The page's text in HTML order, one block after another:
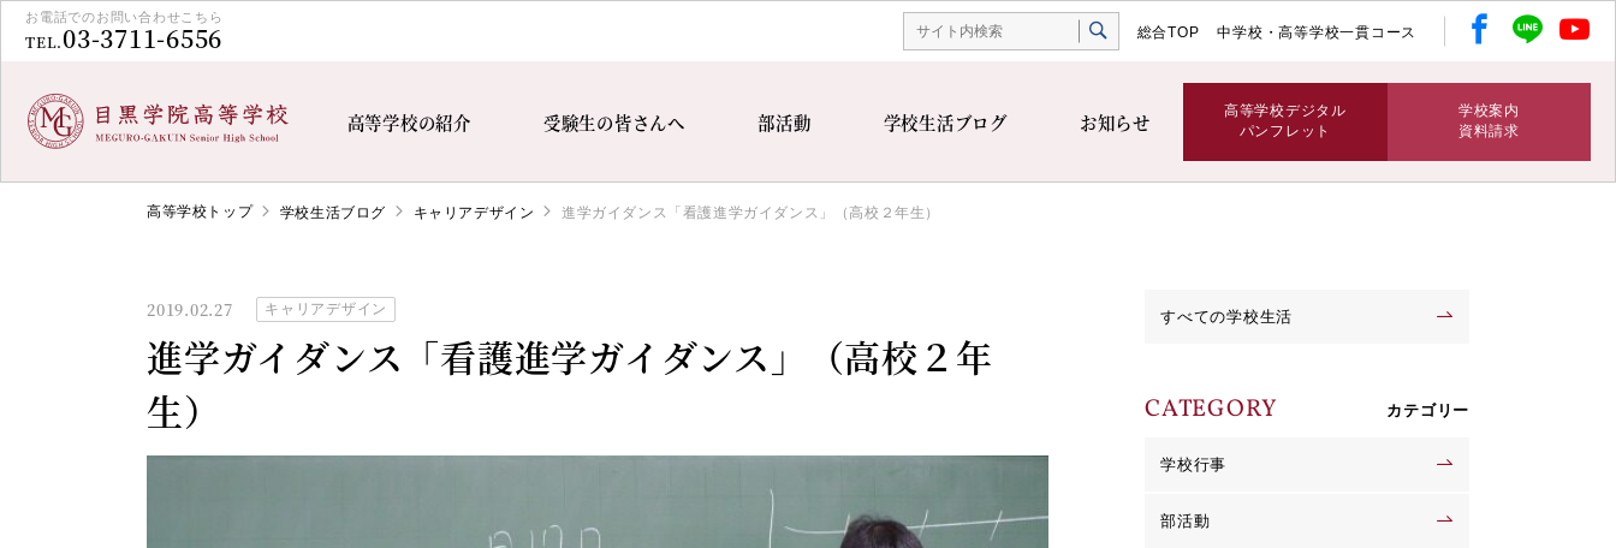
高等学校の紹介 受験生の皆さんへ 部活動 学校生活ブログ お知らせ
高等学校デジタル
パンフレット
学校案内
資料請求
総合TOP 中学校・高等学校一貫コース
お電話でのお問い合わせこちら
TEL.03-3711-6556
高等学校トップ 学校生活ブログ キャリアデザイン 進学ガイダンス「看護進学ガイダンス」（高校２年生）
2019.02.27 キャリアデザイン
進学ガイダンス「看護進学ガイダンス」（高校２年
生）
すべての学校生活
CATEGORY カテゴリー
学校行事
部活動